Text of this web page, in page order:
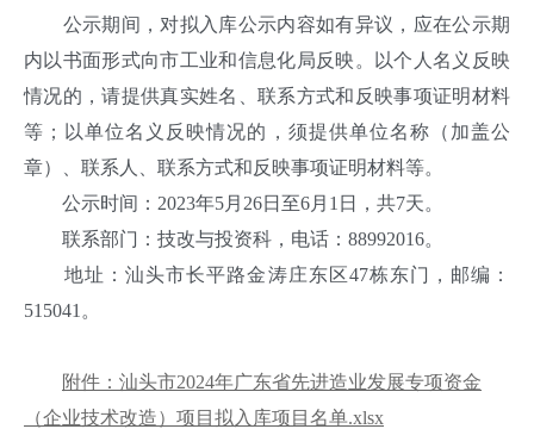
公示期间，对拟入库公示内容如有异议，应在公示期
内以书面形式向市工业和信息化局反映。以个人名义反映
情况的，请提供真实姓名、联系方式和反映事项证明材料
等；以单位名义反映情况的，须提供单位名称（加盖公
章）、联系人、联系方式和反映事项证明材料等。
公示时间：2023年5月26日至6月1日，共7天。
联系部门：技改与投资科，电话：88992016。
地址：汕头市长平路金涛庄东区47栋东门，邮编：
515041。
附件：汕头市2024年广东省先进造业发展专项资金
（企业技术改造）项目拟入库项目名单.xlsx